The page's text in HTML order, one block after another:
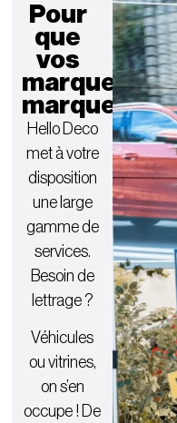
Pour
que
vos
marques
marquent.
Hello Deco
met à votre
disposition
une large
gamme de
services.
Besoin de
lettrage ?
Véhicules
ou vitrines,
on s’en
occupe ! De